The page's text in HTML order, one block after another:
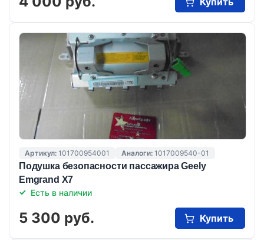
Артикул: 101700954001 Аналоги: 1017009540-01
Подушка безопасности пассажира Geely
Emgrand X7
Есть в наличии
5 300 руб. Купить